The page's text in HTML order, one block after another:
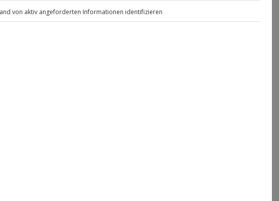
wird das Erlebnis
Reisepass, festes
außer an bundesweiten